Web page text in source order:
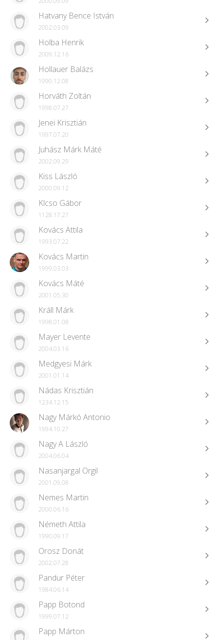
Hatvany Bence István
2002.03.09
Holba Henrik
2009.12.16
Hollauer Balázs
1990.12.08
Horváth Zoltán
1998.07.27
Jenei Krisztián
1997.07.20
Juhász Márk Máté
2002.09.29
Kiss László
2000.09.12
Klcso Gábor
1128.17.27
Kovács Attila
1993.07.22
Kovács Martin
1999.03.03
Kovács Máté
2001.05.30
Králl Márk
1998.01.08
Mayer Levente
2004.03.16
Medgyesi Márk
2001.01.14
Nádas Krisztián
1234.12.15
Nagy Márkó Antonio
1994.10.27
Nagy A László
2004.06.04
Nasanjargal Orgil
2001.09.08
Nemes Martin
2000.06.16
Németh Attila
1990.09.17
Orosz Donát
2002.07.28
Pandur Péter
1984.06.14
Papp Botond
1999.07.12
Papp Márton